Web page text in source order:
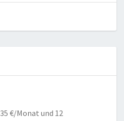
35 €/Monat und 12